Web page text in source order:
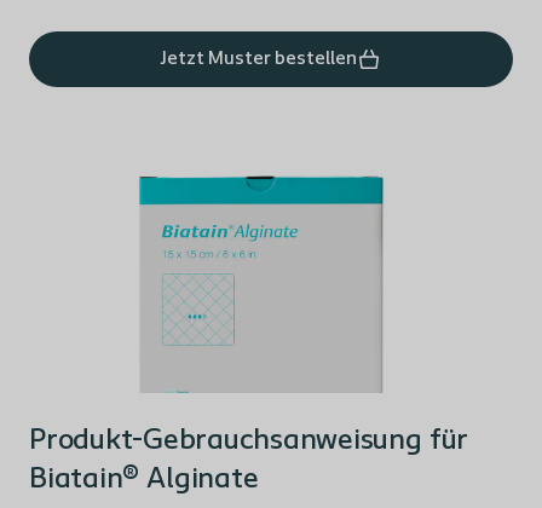
Jetzt Muster bestellen
Produkt-Gebrauchsanweisung für
Biatain® Alginate